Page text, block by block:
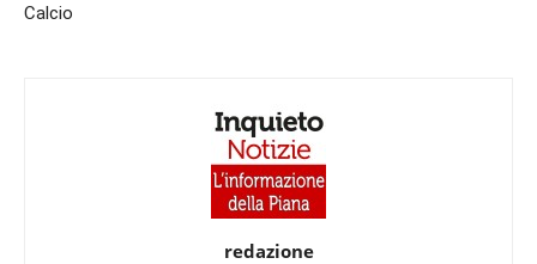
Calcio
redazione